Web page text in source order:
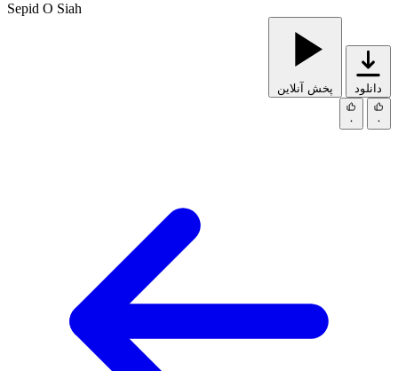
Sepid O Siah
دانلود پخش آنلاین
۰ ۰